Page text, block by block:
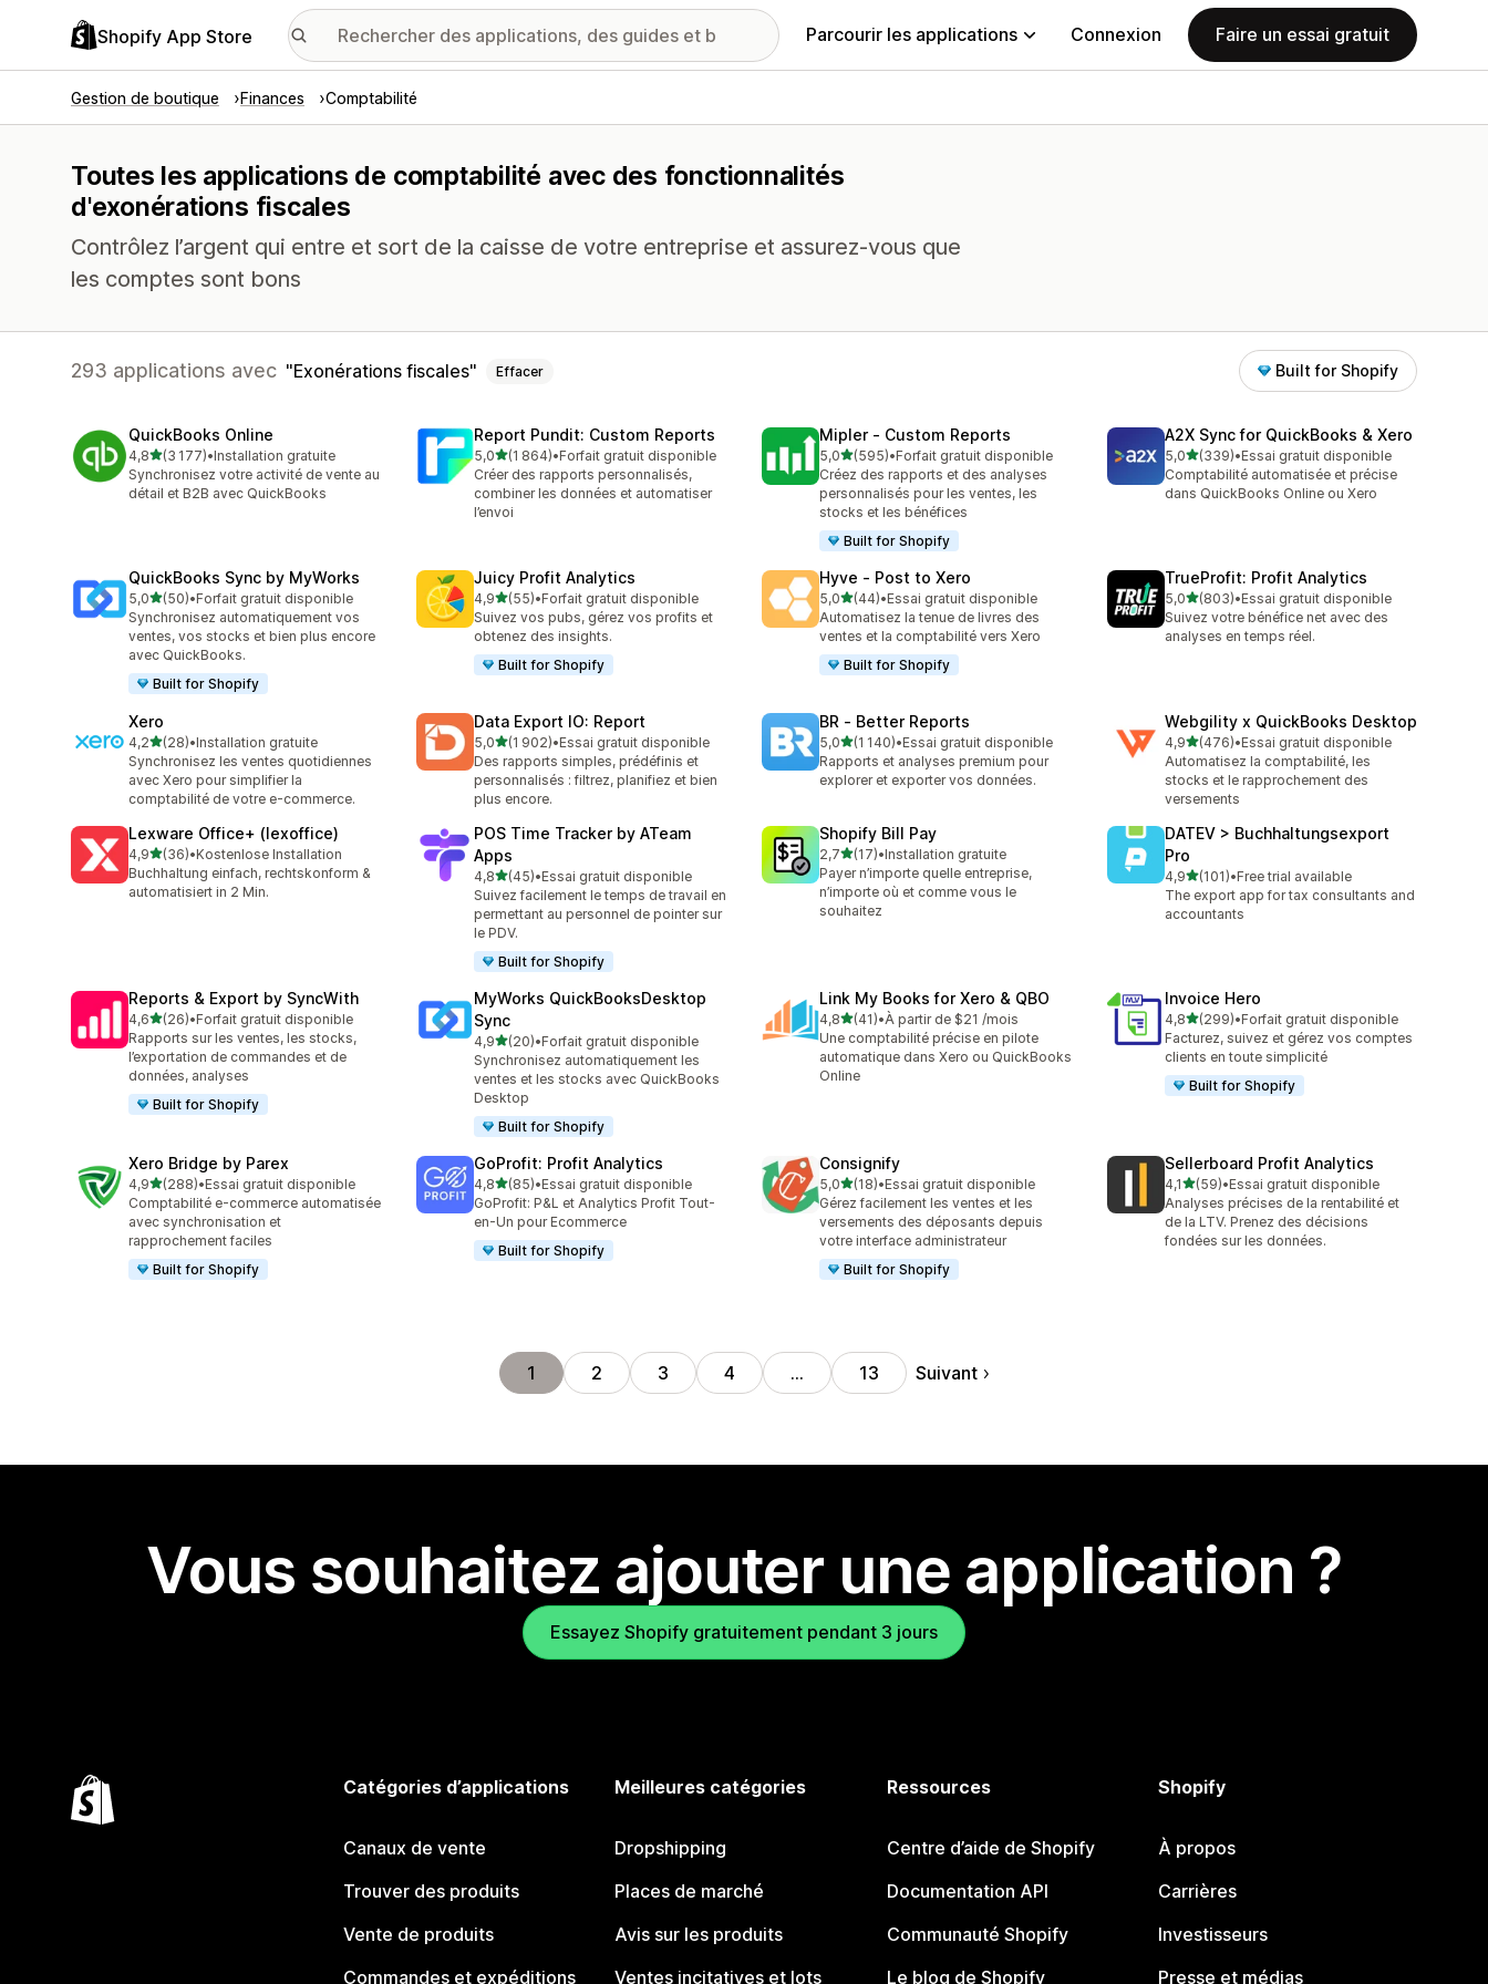
Shopify App Store Parcourir les applications Connexion Faire un essai gratuit
Gestion de boutique Finances Comptabilité
Toutes les applications de comptabilité avec des fonctionnalités
d'exonérations fiscales
Contrôlez l’argent qui entre et sort de la caisse de votre entreprise et assurez-vous que
les comptes sont bons
293 applications avec Exonérations fiscales Effacer Built for Shopify
QuickBooks Online
4,8étoile(s) sur 5
(3 177)
3177 avis au total
•Installation gratuite
Synchronisez votre activité de vente au
détail et B2B avec QuickBooks
Report Pundit: Custom Reports
5,0étoile(s) sur 5
(1 864)
1864 avis au total
•Forfait gratuit disponible
Créer des rapports personnalisés,
combiner les données et automatiser
l’envoi
Mipler ‑ Custom Reports
5,0étoile(s) sur 5
(595)
595 avis au total
•Forfait gratuit disponible
Créez des rapports et des analyses
personnalisés pour les ventes, les
stocks et les bénéfices
Built for Shopify
A2X Sync for QuickBooks & Xero
5,0étoile(s) sur 5
(339)
339 avis au total
•Essai gratuit disponible
Comptabilité automatisée et précise
dans QuickBooks Online ou Xero
QuickBooks Sync by MyWorks
5,0étoile(s) sur 5
(50)
50 avis au total
•Forfait gratuit disponible
Synchronisez automatiquement vos
ventes, vos stocks et bien plus encore
avec QuickBooks.
Built for Shopify
Juicy Profit Analytics
4,9étoile(s) sur 5
(55)
55 avis au total
•Forfait gratuit disponible
Suivez vos pubs, gérez vos profits et
obtenez des insights.
Built for Shopify
Hyve ‑ Post to Xero
5,0étoile(s) sur 5
(44)
44 avis au total
•Essai gratuit disponible
Automatisez la tenue de livres des
ventes et la comptabilité vers Xero
Built for Shopify
TrueProfit: Profit Analytics
5,0étoile(s) sur 5
(803)
803 avis au total
•Essai gratuit disponible
Suivez votre bénéfice net avec des
analyses en temps réel.
Xero
4,2étoile(s) sur 5
(28)
28 avis au total
•Installation gratuite
Synchronisez les ventes quotidiennes
avec Xero pour simplifier la
comptabilité de votre e-commerce.
Data Export IO: Report
5,0étoile(s) sur 5
(1 902)
1902 avis au total
•Essai gratuit disponible
Des rapports simples, prédéfinis et
personnalisés : filtrez, planifiez et bien
plus encore.
BR ‑ Better Reports
5,0étoile(s) sur 5
(1 140)
1140 avis au total
•Essai gratuit disponible
Rapports et analyses premium pour
explorer et exporter vos données.
Webgility x QuickBooks Desktop
4,9étoile(s) sur 5
(476)
476 avis au total
•Essai gratuit disponible
Automatisez la comptabilité, les
stocks et le rapprochement des
versements
Lexware Office+ (lexoffice)
4,9étoile(s) sur 5
(36)
36 avis au total
•Kostenlose Installation
Buchhaltung einfach, rechtskonform &
automatisiert in 2 Min.
POS Time Tracker by ATeam
Apps
4,8étoile(s) sur 5
(45)
45 avis au total
•Essai gratuit disponible
Suivez facilement le temps de travail en
permettant au personnel de pointer sur
le PDV.
Built for Shopify
Shopify Bill Pay
2,7étoile(s) sur 5
(17)
17 avis au total
•Installation gratuite
Payer n’importe quelle entreprise,
n’importe où et comme vous le
souhaitez
DATEV > Buchhaltungsexport
Pro
4,9étoile(s) sur 5
(101)
101 avis au total
•Free trial available
The export app for tax consultants and
accountants
Reports & Export by SyncWith
4,6étoile(s) sur 5
(26)
26 avis au total
•Forfait gratuit disponible
Rapports sur les ventes, les stocks,
l’exportation de commandes et de
données, analyses
Built for Shopify
MyWorks QuickBooksDesktop
Sync
4,9étoile(s) sur 5
(20)
20 avis au total
•Forfait gratuit disponible
Synchronisez automatiquement les
ventes et les stocks avec QuickBooks
Desktop
Built for Shopify
Link My Books for Xero & QBO
4,8étoile(s) sur 5
(41)
41 avis au total
•À partir de $21 /mois
Une comptabilité précise en pilote
automatique dans Xero ou QuickBooks
Online
Invoice Hero
4,8étoile(s) sur 5
(299)
299 avis au total
•Forfait gratuit disponible
Facturez, suivez et gérez vos comptes
clients en toute simplicité
Built for Shopify
Xero Bridge by Parex
4,9étoile(s) sur 5
(288)
288 avis au total
•Essai gratuit disponible
Comptabilité e-commerce automatisée
avec synchronisation et
rapprochement faciles
Built for Shopify
GoProfit: Profit Analytics
4,8étoile(s) sur 5
(85)
85 avis au total
•Essai gratuit disponible
GoProfit: P&L et Analytics Profit Tout-
en-Un pour Ecommerce
Built for Shopify
Consignify
5,0étoile(s) sur 5
(18)
18 avis au total
•Essai gratuit disponible
Gérez facilement les ventes et les
versements des déposants depuis
votre interface administrateur
Built for Shopify
Sellerboard Profit Analytics
4,1étoile(s) sur 5
(59)
59 avis au total
•Essai gratuit disponible
Analyses précises de la rentabilité et
de la LTV. Prenez des décisions
fondées sur les données.
1 2 3 4 … 13 Suivant
Vous souhaitez ajouter une application ?
Essayez Shopify gratuitement pendant 3 jours
Catégories d’applications
Canaux de vente
Trouver des produits
Vente de produits
Commandes et expéditions
Meilleures catégories
Dropshipping
Places de marché
Avis sur les produits
Ventes incitatives et lots
Ressources
Centre d’aide de Shopify
Documentation API
Communauté Shopify
Le blog de Shopify
Shopify
À propos
Carrières
Investisseurs
Presse et médias